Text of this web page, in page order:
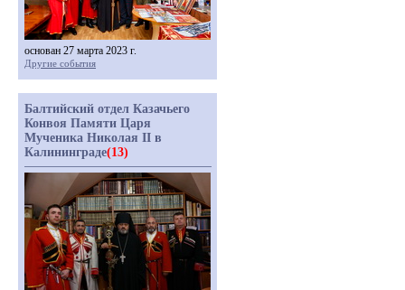
основан 27 марта 2023 г.
Другие события
Балтийский отдел Казачьего
Конвоя Памяти Царя
Мученика Николая II в
Калининграде(13)